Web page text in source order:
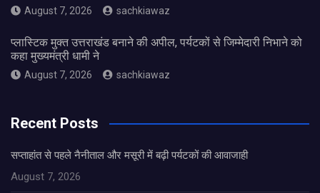
August 7, 2026 sachkiawaz
प्लास्टिक मुक्त उत्तराखंड बनाने की अपील, पर्यटकों से जिम्मेदारी निभाने को
कहा मुख्यमंत्री धामी ने
August 7, 2026 sachkiawaz
Recent Posts
सप्ताहांत से पहले नैनीताल और मसूरी में बढ़ी पर्यटकों की आवाजाही
August 7, 2026